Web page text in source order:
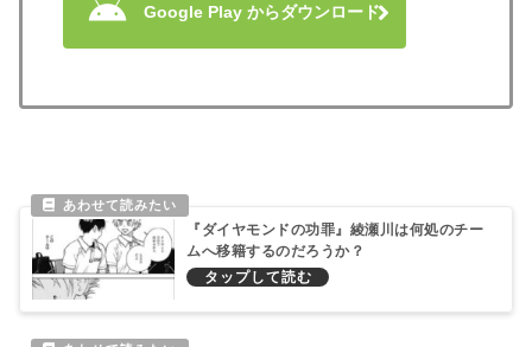
Google Play からダウンロード
『ダイヤモンドの功罪』綾瀬川は何処のチー
ムへ移籍するのだろうか？